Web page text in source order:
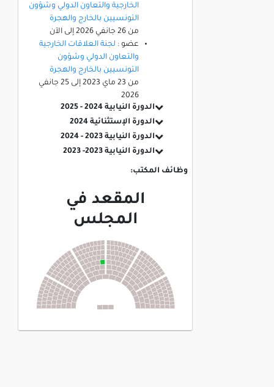
الخارجية والتعاون الدولي وشؤون
التونسيين بالخارج والهجرة
من26 جانفي 2026 إلىالآن
عضو : لجنة العلاقات الخارجية
والتعاون الدولي وشؤون
التونسيين بالخارج والهجرة
من 23 ماي 2023 إلى
25 جانفي
2026
الدورة النيابية 2024 - 2025
الدورة الإستثنائية 2024
الدورة النيابية 2023 - 2024
الدورة النيابية 2023- 2023
وظائف المكتب:
المقعد في
المجلس